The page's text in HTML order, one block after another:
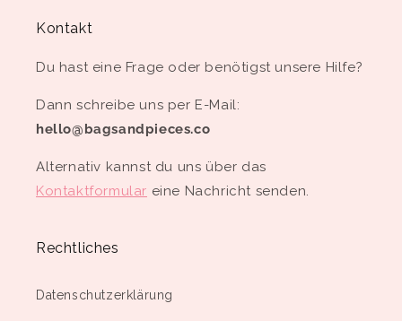
Kontakt
Du hast eine Frage oder benötigst unsere Hilfe?
Dann schreibe uns per E-Mail:
hello@bagsandpieces.co
Alternativ kannst du uns über das
Kontaktformular eine Nachricht senden.
Rechtliches
Datenschutzerklärung